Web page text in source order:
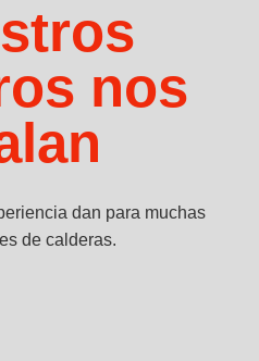
nos
dan para muchas
de calderas.